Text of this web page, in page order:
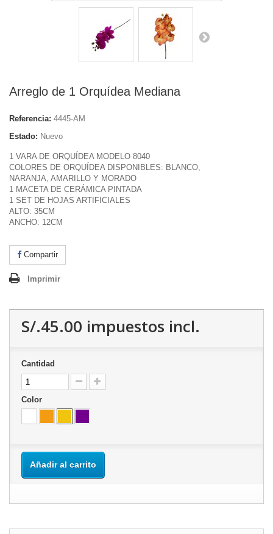
Arreglo de 1 Orquídea Mediana
Referencia: 4445-AM
Estado: Nuevo
1 VARA DE ORQUÍDEA MODELO 8040
COLORES DE ORQUÍDEA DISPONIBLES: BLANCO,
NARANJA, AMARILLO Y MORADO
1 MACETA DE CERÁMICA PINTADA
1 SET DE HOJAS ARTIFICIALES
ALTO: 35CM
ANCHO: 12CM
Compartir
Imprimir
S/.45.00 impuestos incl.
Cantidad
Color
Añadir al carrito